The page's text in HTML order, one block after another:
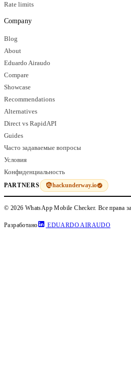
Rate limits
Company
Blog
About
Eduardo Airaudo
Compare
Showcase
Recommendations
Alternatives
Direct vs RapidAPI
Guides
Часто задаваемые вопросы
Условия
Конфиденциальность
PARTNERS hackunderway.io
© 2026 WhatsApp Mobile Checker. Все права
Разработано EDUARDO AIRAUDO